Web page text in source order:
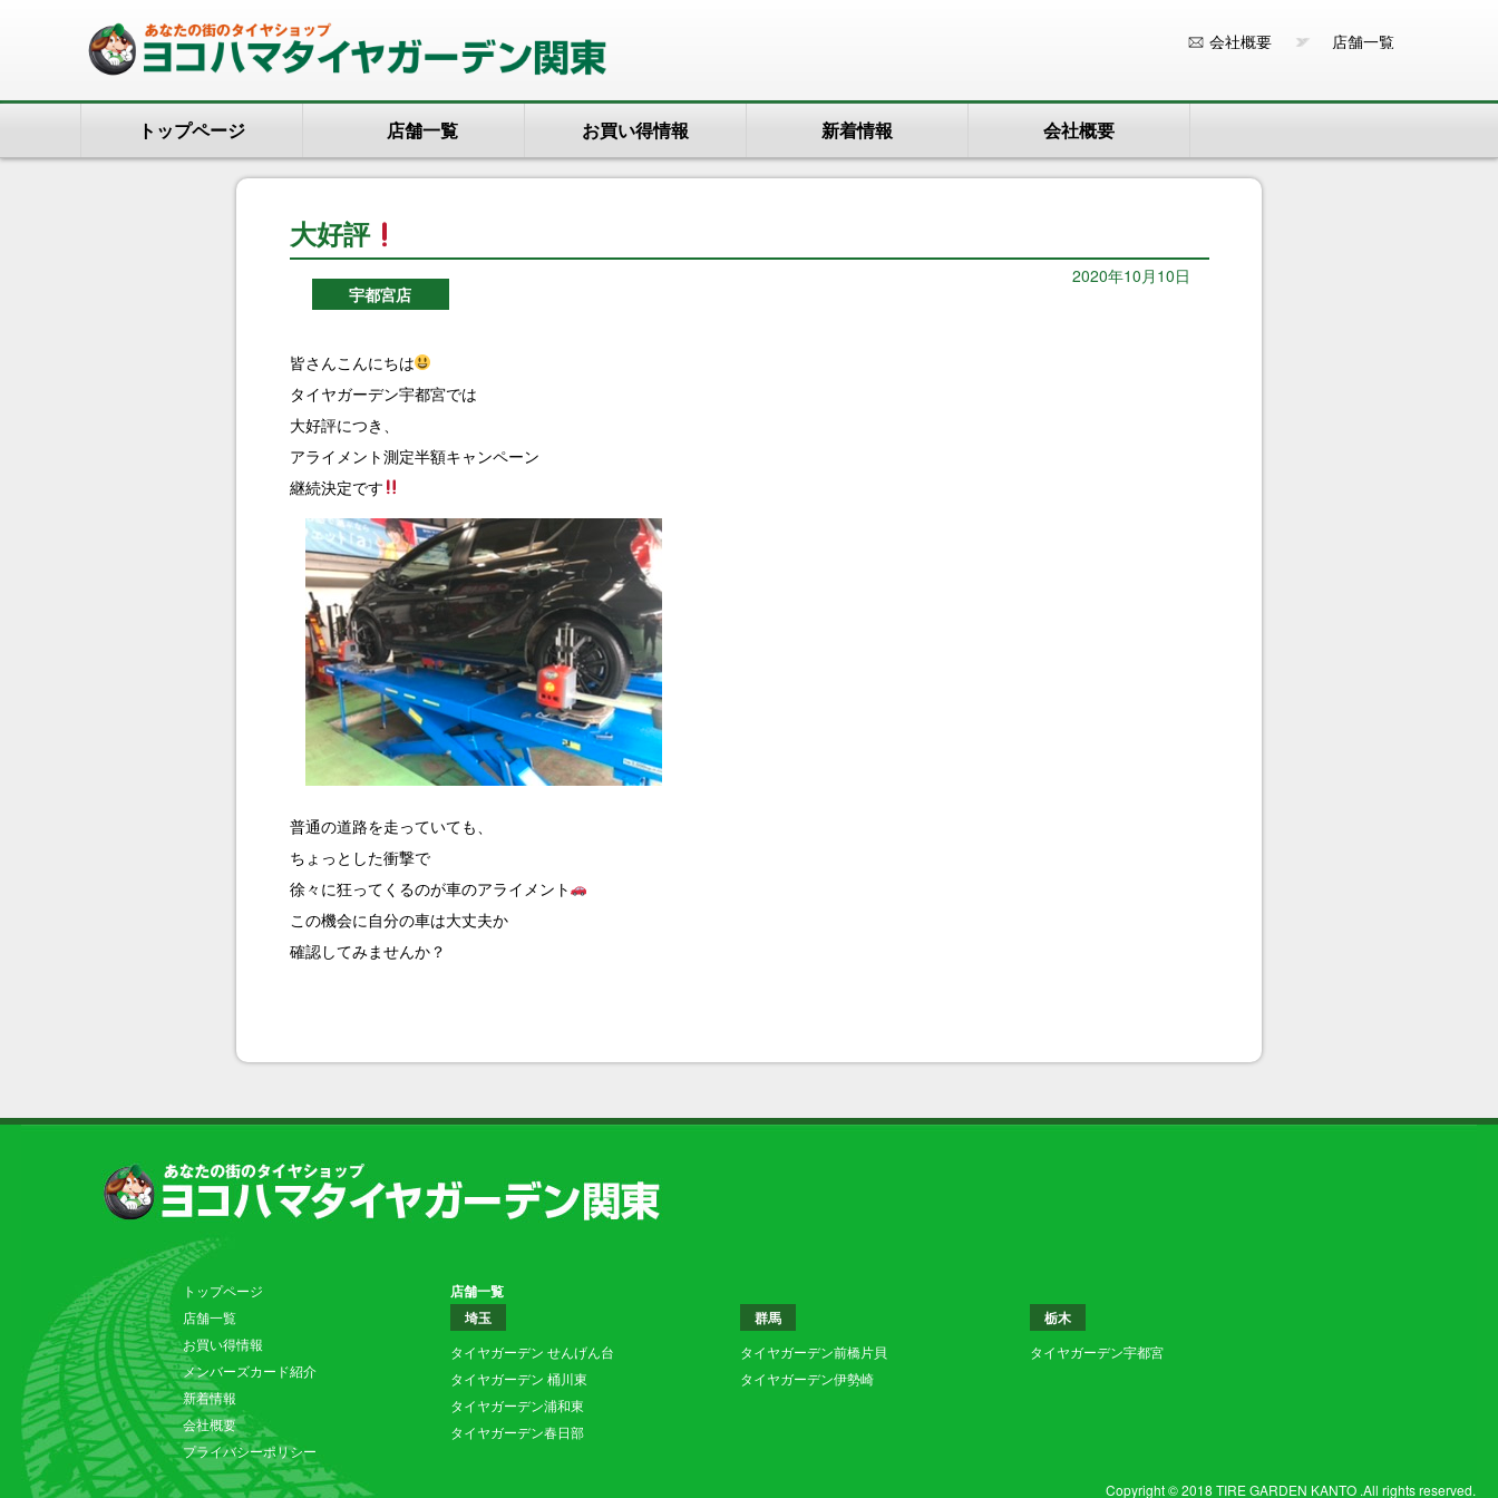
店舗一覧
会社概要
トップページ 店舗一覧 お買い得情報 新着情報 会社概要
大好評
宇都宮店
2020年10月10日
皆さんこんにちは
タイヤガーデン宇都宮では
大好評につき、
アライメント測定半額キャンペーン
継続決定です
普通の道路を走っていても、
ちょっとした衝撃で
徐々に狂ってくるのが車のアライメント
この機会に自分の車は大丈夫か
確認してみませんか？
トップページ
店舗一覧
お買い得情報
メンバーズカード紹介
新着情報
会社概要
プライバシーポリシー
店舗一覧
埼玉
タイヤガーデン せんげん台
タイヤガーデン 桶川東
タイヤガーデン浦和東
タイヤガーデン春日部
群馬
タイヤガーデン前橋片貝
タイヤガーデン伊勢崎
栃木
タイヤガーデン宇都宮
Copyright © 2018 TIRE GARDEN KANTO .All rights reserved.